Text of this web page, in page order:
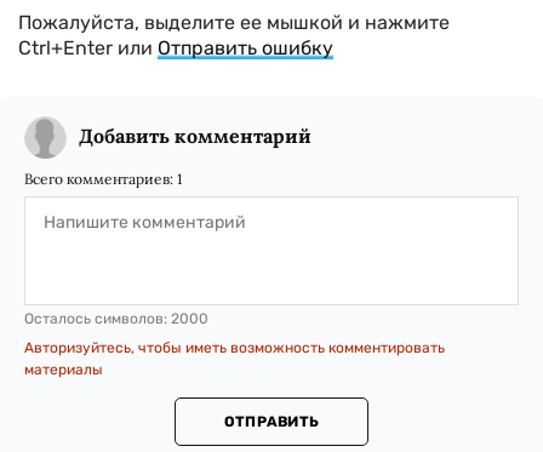
Пожалуйста, выделите ее мышкой и нажмите
Ctrl+Enter или Отправить ошибку
Добавить комментарий
Всего комментариев: 1
Осталось символов: 2000
Авторизуйтесь, чтобы иметь возможность комментировать
материалы
ОТПРАВИТЬ